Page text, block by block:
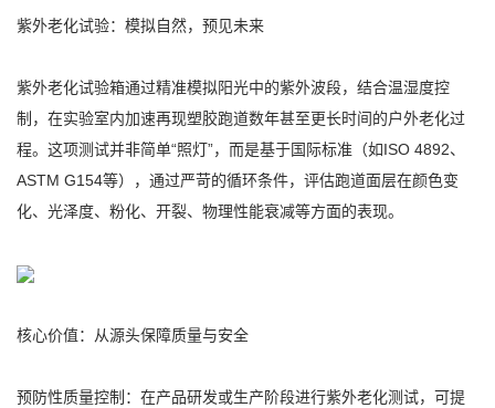
紫外老化试验：模拟自然，预见未来
紫外老化试验箱通过精准模拟阳光中的紫外波段，结合温湿度控
制，在实验室内加速再现塑胶跑道数年甚至更长时间的户外老化过
程。这项测试并非简单“照灯”，而是基于国际标准（如ISO 4892、
ASTM G154等），通过严苛的循环条件，评估跑道面层在颜色变
化、光泽度、粉化、开裂、物理性能衰减等方面的表现。
核心价值：从源头保障质量与安全
预防性质量控制：在产品研发或生产阶段进行紫外老化测试，可提